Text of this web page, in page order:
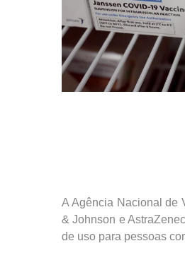
A Agência Nacional de
& Johnson e
de uso para pessoas